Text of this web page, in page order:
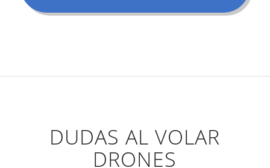
DUDAS AL VOLAR
DRONES